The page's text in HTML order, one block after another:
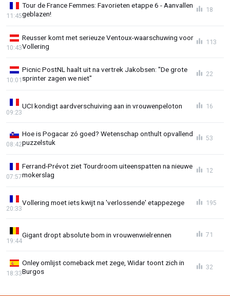
Tour de France Femmes: Favorieten etappe 6 - Aanvallen
geblazen!
11:45
18
Reusser komt met serieuze Ventoux-waarschuwing voor
Vollering
10:43
113
Picnic PostNL haalt uit na vertrek Jakobsen: "De grote
sprinter zagen we niet"
10:01
22
UCI kondigt aardverschuiving aan in vrouwenpeloton
09:23
16
Hoe is Pogacar zó goed? Wetenschap onthult opvallend
puzzelstuk
08:42
53
Ferrand-Prévot ziet Tourdroom uiteenspatten na nieuwe
mokerslag
07:57
12
Vollering moet iets kwijt na 'verlossende' etappezege
20:33
195
Gigant dropt absolute bom in vrouwenwielrennen
19:44
71
Onley omlijst comeback met zege, Widar toont zich in
Burgos
18:33
32